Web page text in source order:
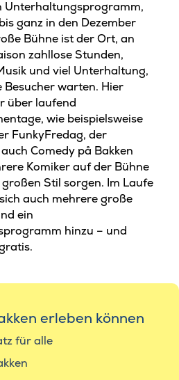
Unterhaltungsprogramm,
ganz in den Dezember
Bühne ist der Ort, an
zahllose Stunden,
und viel Unterhaltung,
warten. Hier
über laufend
wie beispielsweise
FunkyFredag, der
Comedy på Bakken
Komiker auf der Bühne
Stil sorgen. Im Laufe
auch mehrere große
ein
hinzu – und
erleben können
für alle